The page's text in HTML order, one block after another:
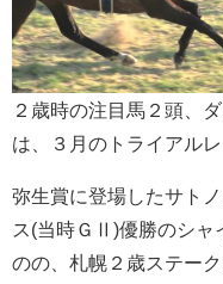
２歳時の注目馬２頭、
は、３月のトライアル
弥生賞に登場したサト
ス(当時ＧⅡ)優勝のシャ
のの、札幌２歳ステー